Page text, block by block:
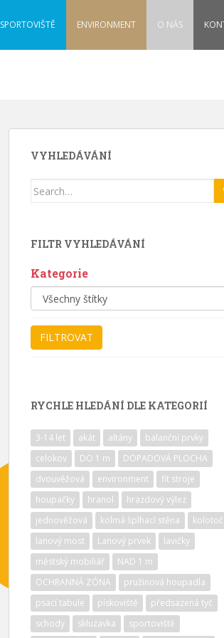
SPORTOVIŠTĚ ENVIRONMENT O NÁS
VYHLEDÁVÁNÍ
Search
FILTR VYHLEDÁVÁNÍ
Kategorie
RYCHLE HLEDÁNÍ DLE KATEGORIÍ
3-14 let akát altány
balanční prvky
celokov
DO 1 m
DOPADOVÁ PLOCHA
dvouvěžová
environment
fit stroje
houpačky
hranol
hrazdový výlez
jednověžová
kolmá šplhací stěna
lanový most
Lanový prvek
lavičky
městský mobiliář
NAD 1 m
OCHRANNÁ ZÓNA
pružinová houpadla
psací tabule
pískoviště
předsazená tyč
schody
skluzavka sportoviště